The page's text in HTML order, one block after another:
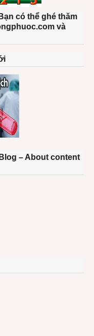
có thể ghé thăm
và
– About content